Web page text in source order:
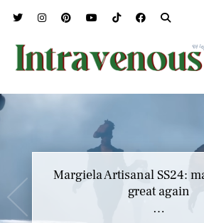
Margiela Artisanal SS24:
great again
…
Marc Jacobs SS23 y el
nuestros héroes
…